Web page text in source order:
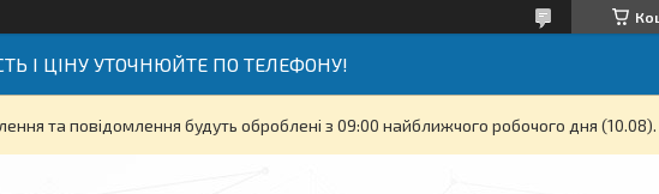
І ЦІНУ УТОЧНЮЙТЕ ПО ТЕЛЕФОНУ!
та повідомлення будуть оброблені з 09:00 найближчого робочого дня (10.08).